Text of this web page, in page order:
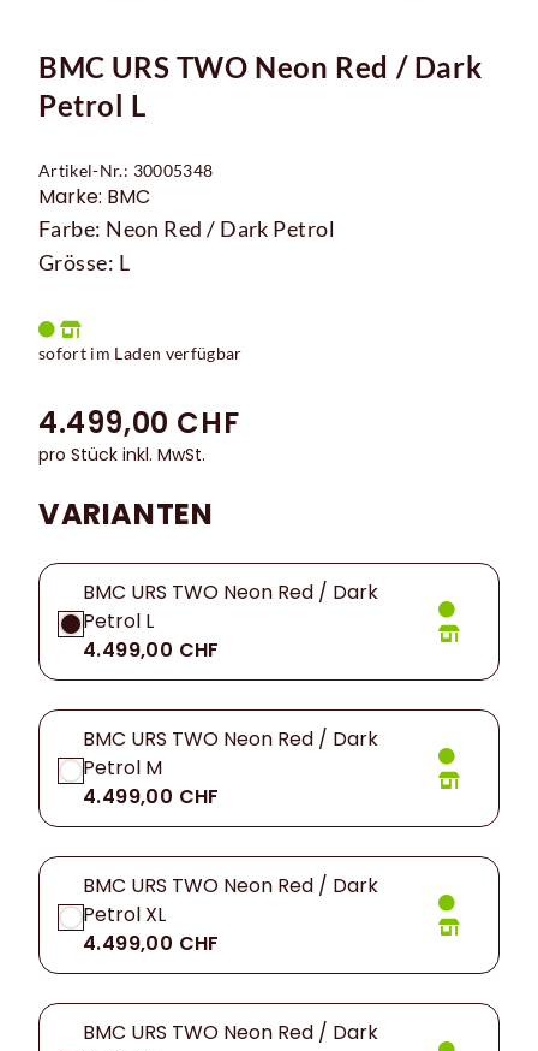
BMC URS TWO Neon Red / Dark
Petrol L
Artikel-Nr.: 30005348
Marke: BMC
Farbe: Neon Red / Dark Petrol
Grösse: L
sofort im Laden verfügbar
4.499,00 CHF
pro Stück inkl. MwSt.
VARIANTEN
BMC URS TWO Neon Red / Dark
Petrol L
4.499,00 CHF
BMC URS TWO Neon Red / Dark
Petrol M
4.499,00 CHF
BMC URS TWO Neon Red / Dark
Petrol XL
4.499,00 CHF
BMC URS TWO Neon Red / Dark